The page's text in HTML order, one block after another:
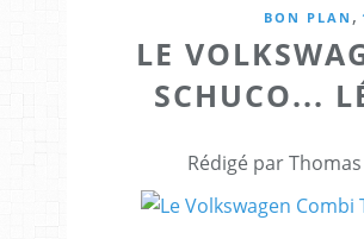
BON PLAN ,
LE
SCHUCO...
Rédigé par